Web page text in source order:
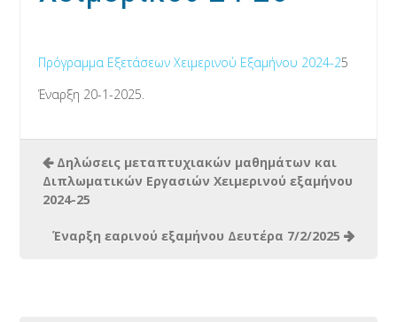
Πρόγραμμα Εξετάσεων Χειμερινού Εξαμήνου 2024-25
Έναρξη 20-1-2025.
Δηλώσεις μεταπτυχιακών μαθημάτων και
Διπλωματικών Εργασιών Χειμερινού εξαμήνου
2024-25
Έναρξη εαρινού εξαμήνου Δευτέρα 7/2/2025